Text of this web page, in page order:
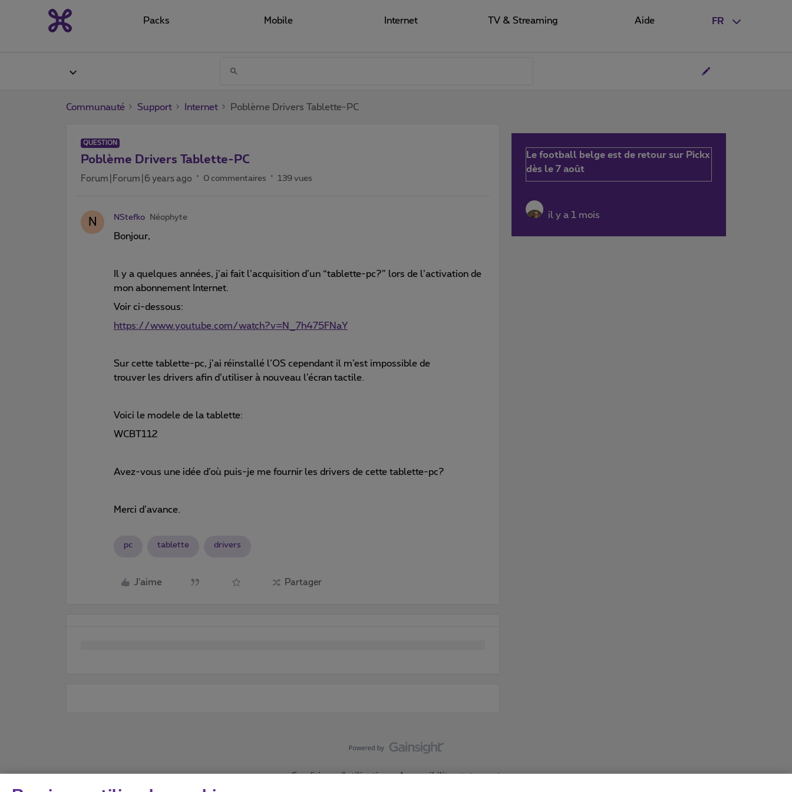
FR
Packs Mobile Internet TV & Streaming Aide
Communauté Support Internet Poblème Drivers Tablette-PC
QUESTION
Poblème Drivers Tablette-PC
Forum|Forum|6 years ago 0 commentaires 139 vues
N NStefko Néophyte
Bonjour,
Il y a quelques années, j’ai fait l’acquisition d’un “tablette-pc?” lors de l’activation de
mon abonnement Internet.
Voir ci-dessous:
https://www.youtube.com/watch?v=N_7h475FNaY
Sur cette tablette-pc, j’ai réinstallé l’OS cependant il m’est impossible de
trouver les drivers afin d’utiliser à nouveau l’écran tactile.
Voici le modele de la tablette:
WCBT112
Avez-vous une idée d’où puis-je me fournir les drivers de cette tablette-pc?
Merci d’avance.
pc tablette drivers
J'aime Partager
Le football belge est de retour sur Pickx
dès le 7 août
il y a 1 mois
Conditions d'utilisation Accessibility statement